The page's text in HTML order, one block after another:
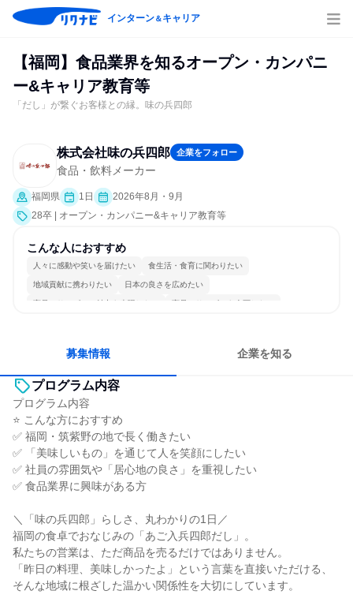
インターン＆キャリア
【福岡】食品業界を知るオープン・カンパニ
ー&キャリア教育等
「だし」が繋ぐお客様との縁。味の兵四郎
株式会社味の兵四郎 企業をフォロー
食品・飲料メーカー
福岡県 1日
2026年8月・9月
28卒 | オープン・カンパニー&キャリア教育等
こんな人におすすめ
人々に感動や笑いを届けたい 食生活・食育に関わりたい
地域貢献に携わりたい 日本の良さを広めたい
商品・サービスの魅力を表現したい 商品・サービスを企画したい
募集情報 企業を知る
プログラム内容
プログラム内容
⭐ こんな方におすすめ
✅ 福岡・筑紫野の地で長く働きたい
✅ 「美味しいもの」を通じて人を笑顔にしたい
✅ 社員の雰囲気や「居心地の良さ」を重視したい
✅ 食品業界に興味がある方
＼「味の兵四郎」らしさ、丸わかりの1日／
福岡の食卓でおなじみの「あご入兵四郎だし」。
私たちの営業は、ただ商品を売るだけではありません。
「昨日の料理、美味しかったよ」という言葉を直接いただける、
そんな地域に根ざした温かい関係性を大切にしています。